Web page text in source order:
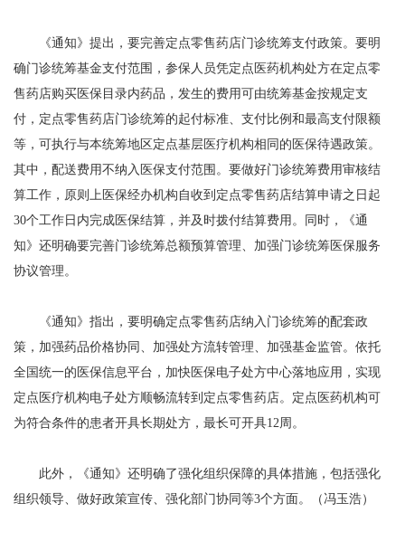
《通知》提出，要完善定点零售药店门诊统筹支付政策。要明
确门诊统筹基金支付范围，参保人员凭定点医药机构处方在定点零
售药店购买医保目录内药品，发生的费用可由统筹基金按规定支
付，定点零售药店门诊统筹的起付标准、支付比例和最高支付限额
等，可执行与本统筹地区定点基层医疗机构相同的医保待遇政策。
其中，配送费用不纳入医保支付范围。要做好门诊统筹费用审核结
算工作，原则上医保经办机构自收到定点零售药店结算申请之日起
30个工作日内完成医保结算，并及时拨付结算费用。同时，《通
知》还明确要完善门诊统筹总额预算管理、加强门诊统筹医保服务
协议管理。
《通知》指出，要明确定点零售药店纳入门诊统筹的配套政
策，加强药品价格协同、加强处方流转管理、加强基金监管。依托
全国统一的医保信息平台，加快医保电子处方中心落地应用，实现
定点医疗机构电子处方顺畅流转到定点零售药店。定点医药机构可
为符合条件的患者开具长期处方，最长可开具12周。
此外，《通知》还明确了强化组织保障的具体措施，包括强化
组织领导、做好政策宣传、强化部门协同等3个方面。（冯玉浩）